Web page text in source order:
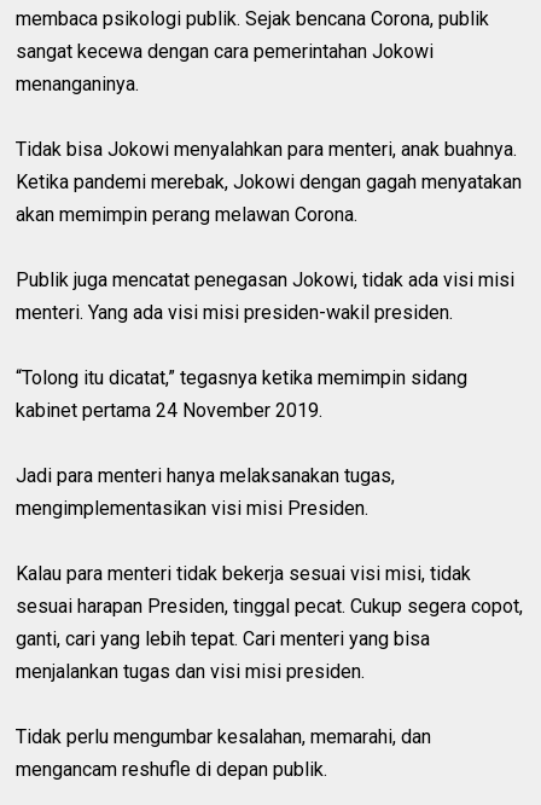
membaca psikologi publik. Sejak bencana Corona, publik
sangat kecewa dengan cara pemerintahan Jokowi
menanganinya.
Tidak bisa Jokowi menyalahkan para menteri, anak buahnya.
Ketika pandemi merebak, Jokowi dengan gagah menyatakan
akan memimpin perang melawan Corona.
Publik juga mencatat penegasan Jokowi, tidak ada visi misi
menteri. Yang ada visi misi presiden-wakil presiden.
“Tolong itu dicatat,” tegasnya ketika memimpin sidang
kabinet pertama 24 November 2019.
Jadi para menteri hanya melaksanakan tugas,
mengimplementasikan visi misi Presiden.
Kalau para menteri tidak bekerja sesuai visi misi, tidak
sesuai harapan Presiden, tinggal pecat. Cukup segera copot,
ganti, cari yang lebih tepat. Cari menteri yang bisa
menjalankan tugas dan visi misi presiden.
Tidak perlu mengumbar kesalahan, memarahi, dan
mengancam reshufle di depan publik.